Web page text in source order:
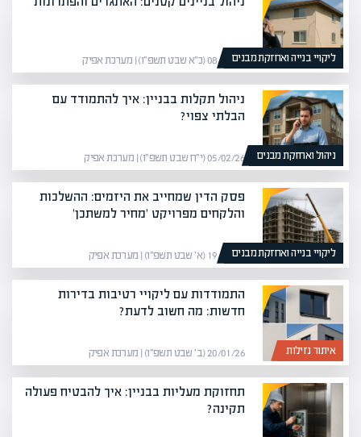
ליקויי בנייה ואחזקת מבנים08/02/26 (כ״א שבט תשפ״ו) | מערכת אפיק
ניהול ואחזקת מבנים
ניהול תקלות בבניין: איך להתמודד עם
הבלתי צפוי?
05/02/26 (י״ח שבט תשפ״ו) | מערכת אפיק
ליקויי בנייה ואחזקת מבנים
פסק הדין שמחייב את היזמים: ההשלכות
והלקחים מפרויקט 'מחיר למשתכן'
19/01/26 (א׳ שבט תשפ״ו) | מערכת אפיק
איתור נזילות
התמודדות עם ליקויי רטיבות בדירות
חדשות: מה חשוב לדעת?
20/01/26 (ב׳ שבט תשפ״ו) | מערכת אפיק
תחזוקת מעליות בבניין: איך להבטיח פעולה
תקינה?